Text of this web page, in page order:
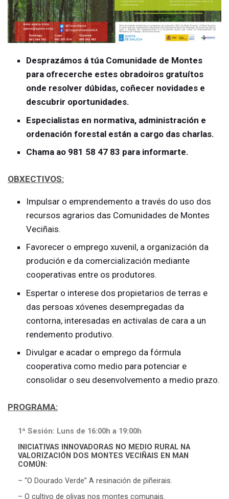
Desprazámos á túa Comunidade de Montes
para ofrecerche estes obradoiros gratuítos
onde resolver dúbidas, coñecer novidades e
descubrir oportunidades.
Especialistas en normativa, administración e
ordenación forestal están a cargo das charlas.
Chama ao 981 58 47 83 para informarte.
OBXECTIVOS:
Impulsar o emprendemento a través do uso dos
recursos agrarios das Comunidades de Montes
Veciñais.
Favorecer o emprego xuvenil, a organización da
produción e da comercialización mediante
cooperativas entre os produtores.
Espertar o interese dos propietarios de terras e
das persoas xóvenes desempregadas da
contorna, interesadas en activalas de cara a un
rendemento produtivo.
Divulgar e acadar o emprego da fórmula
cooperativa como medio para potenciar e
consolidar o seu desenvolvemento a medio prazo.
PROGRAMA:
1ª Sesión: Luns de 16:00h a 19:00h
INICIATIVAS INNOVADORAS NO MEDIO RURAL NA
VALORIZACIÓN DOS MONTES VECIÑAIS EN MAN
COMÚN:
– “O Dourado Verde” A resinación de piñeirais.
– O cultivo de olivas nos montes comunais.